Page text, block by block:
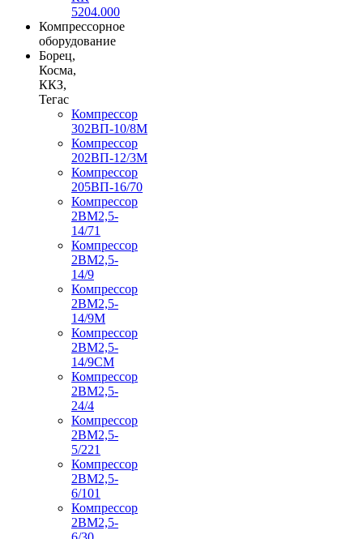
5204.000
Компрессорное
оборудование
Борец,
Косма,
ККЗ,
Тегас
Компрессор
302ВП-10/8М
Компрессор
202ВП-12/3М
Компрессор
205ВП-16/70
Компрессор
2ВМ2,5-
14/71
Компрессор
2ВМ2,5-
14/9
Компрессор
2ВМ2,5-
14/9М
Компрессор
2ВМ2,5-
14/9СМ
Компрессор
2ВМ2,5-
24/4
Компрессор
2ВМ2,5-
5/221
Компрессор
2ВМ2,5-
6/101
Компрессор
2ВМ2,5-